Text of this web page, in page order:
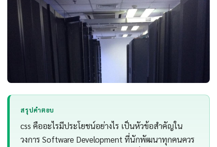
สรุปคำตอบ
css คืออะไรมีประโยชน์อย่างไร เป็นหัวข้อสำคัญใน
วงการ Software Development ที่นักพัฒนาทุกคนควร